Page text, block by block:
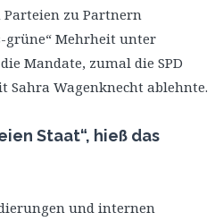
zu Partnern
grüne“ Mehrheit unter
Mandate, zumal die SPD
Sahra Wagenknecht ablehnte.
Staat“, hieß das
und internen